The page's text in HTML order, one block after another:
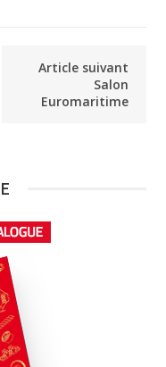
Article suivant
Salon
Euromaritime